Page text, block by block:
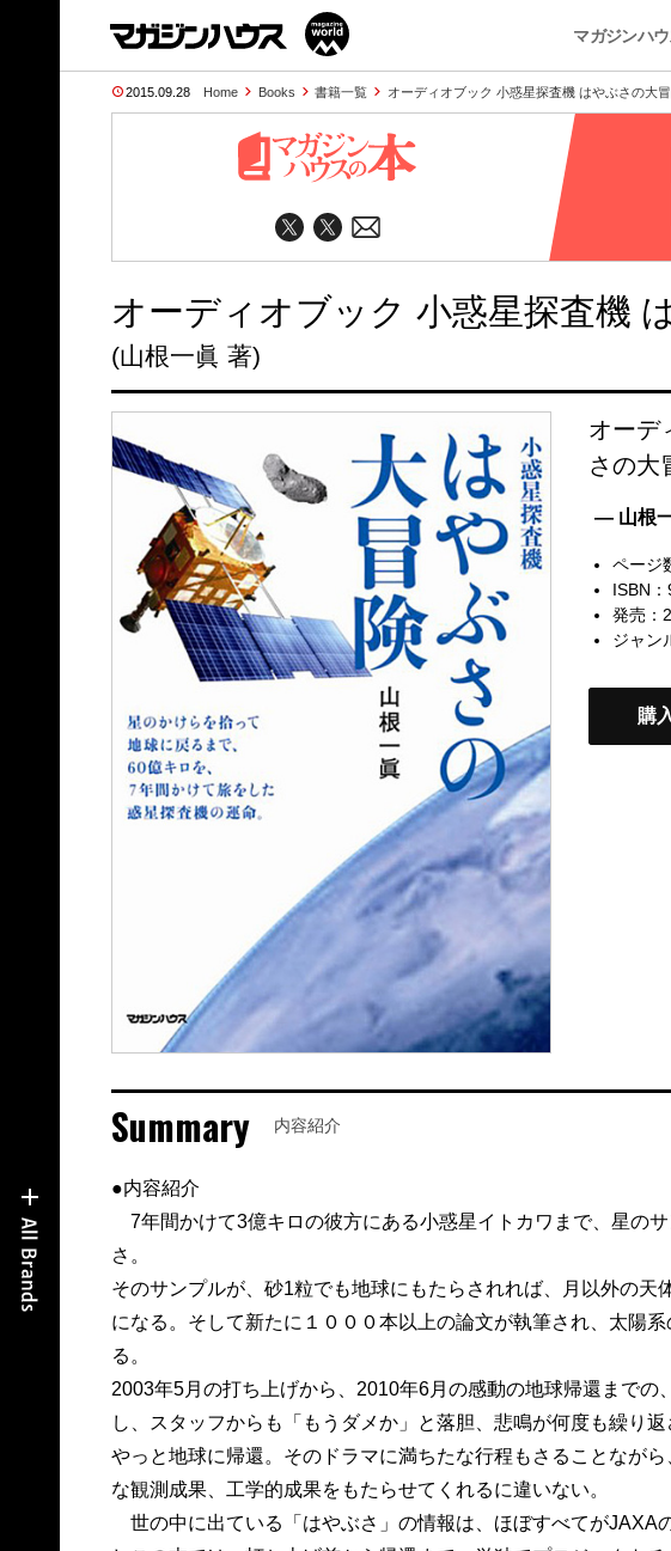
マガジンハ
2015.09.28 Home Books 書籍一覧 オーディオブック 小惑星探査機 はやぶさの大
オーディオブック 小惑星探査機
(山根一眞 著)
オーデ
さの大
— 山根
ページ
ISBN
発売：
ジャン
購
Summary 内容紹介
●内容紹介
7年間かけて3億キロの彼方にある小惑星イトカワまで、星の
さ。
そのサンプルが、砂1粒でも地球にもたらされれば、月以外の天
になる。そして新たに１０００本以上の論文が執筆され、太陽
る。
2003年5月の打ち上げから、2010年6月の感動の地球帰還までの
し、スタッフからも「もうダメか」と落胆、悲鳴が何度も繰り
やっと地球に帰還。そのドラマに満ちたな行程もさることなが
な観測成果、工学的成果をもたらせてくれるに違いない。
世の中に出ている「はやぶさ」の情報は、ほぼすべてがJAXA